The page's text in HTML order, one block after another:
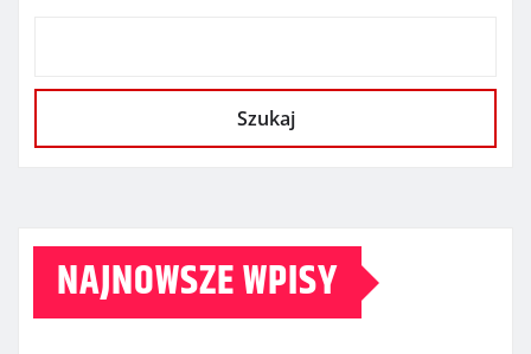
Szukaj
NAJNOWSZE WPISY